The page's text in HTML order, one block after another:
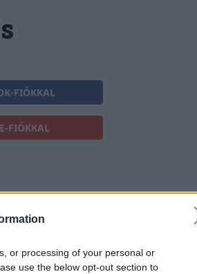
or processing of your personal or
use the below opt-out section to
FIÓKKAL
FIÓKKAL